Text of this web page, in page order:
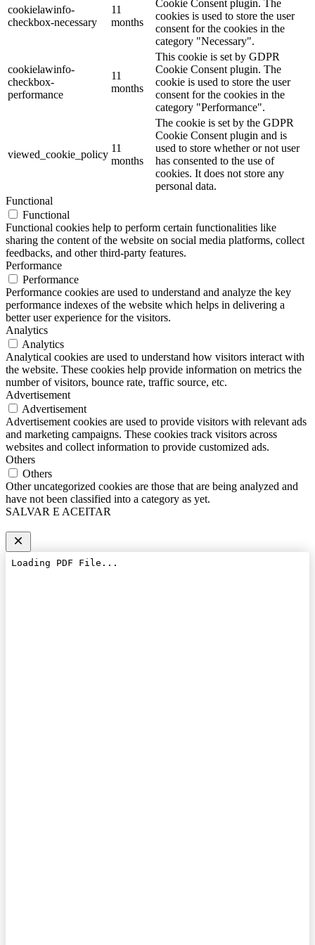
cookielawinfo-
checkbox-necessary
11
months
Cookie Consent plugin. The
cookies is used to store the user
consent for the cookies in the
category "Necessary".
cookielawinfo-
checkbox-
performance
11
months
This cookie is set by GDPR
Cookie Consent plugin. The
cookie is used to store the user
consent for the cookies in the
category "Performance".
viewed_cookie_policy
11
months
The cookie is set by the GDPR
Cookie Consent plugin and is
used to store whether or not user
has consented to the use of
cookies. It does not store any
personal data.
Functional
Functional
Functional cookies help to perform certain functionalities like
sharing the content of the website on social media platforms, collect
feedbacks, and other third-party features.
Performance
Performance
Performance cookies are used to understand and analyze the key
performance indexes of the website which helps in delivering a
better user experience for the visitors.
Analytics
Analytics
Analytical cookies are used to understand how visitors interact with
the website. These cookies help provide information on metrics the
number of visitors, bounce rate, traffic source, etc.
Advertisement
Advertisement
Advertisement cookies are used to provide visitors with relevant ads
and marketing campaigns. These cookies track visitors across
websites and collect information to provide customized ads.
Others
Others
Other uncategorized cookies are those that are being analyzed and
have not been classified into a category as yet.
SALVAR E ACEITAR